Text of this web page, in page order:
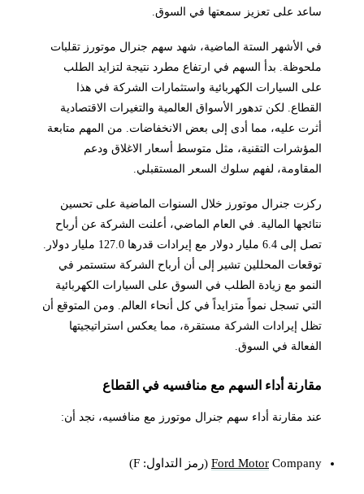
ساعد على تعزيز سمعتها في السوق.
في الأشهر الستة الماضية، شهد سهم جنرال موتورز تقلبات
ملحوظة. بدأ السهم في ارتفاع مطرد نتيجة لتزايد الطلب
على السيارات الكهربائية واستثمارات الشركة في هذا
القطاع. لكن تدهور الأسواق العالمية والتغيرات الاقتصادية
أثرت عليه، مما أدى إلى بعض الانخفاضات. من المهم متابعة
المؤشرات التقنية، مثل متوسط أسعار الاغلاق ودعم
المقاومة، لفهم سلوك السعر المستقبلي.
ركزت جنرال موتورز خلال السنوات الماضية على تحسين
نتائجها المالية. في العام الماضي، أعلنت الشركة عن أرباح
تصل إلى 6.4 مليار دولار مع إيرادات قدرها 127.0 مليار دولار.
توقعات المحللين تشير إلى أن أرباح الشركة ستستمر في
النمو مع زيادة الطلب في السوق على السيارات الكهربائية
التي تسجل نمواً متزايداً في كل أنحاء العالم. ومن المتوقع أن
تظل إيرادات الشركة مستقرة، مما يعكس استراتيجيتها
الفعالة في السوق.
مقارنة أداء السهم مع منافسيه في القطاع
عند مقارنة أداء سهم جنرال موتورز مع منافسيه، نجد أن:
Ford Motor Company (رمز التداول: F)